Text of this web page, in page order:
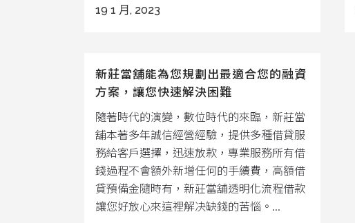
19 1 月, 2023
新莊當舖能為您規劃出最適合您的融資
方案，讓您快速解決困難
隨著時代的演變，數位時代的來臨，新莊當
舖本著多年誠信經營經驗，提供多種借貸服
務給客戶選擇，迅速放款，專業服務所有借
錢過程不會額外新增任何的手續費，高額借
貸預備金隨時有，新莊當舖透明化流程借款
讓您好放心來這裡解决缺錢的苦惱。...